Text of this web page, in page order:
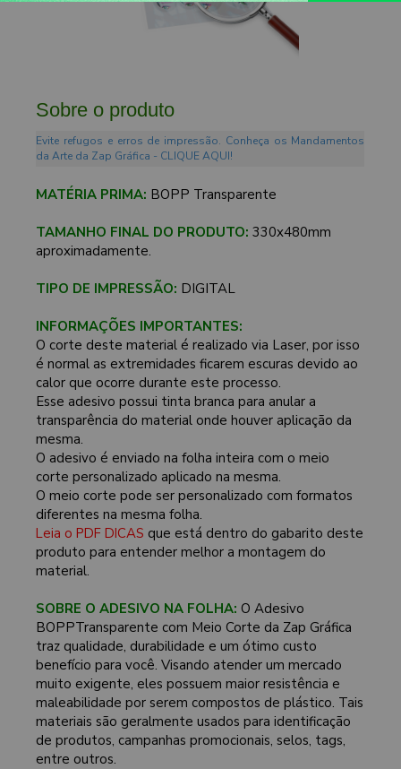
Sobre o produto
Evite refugos e erros de impressão. Conheça os Mandamentos
da Arte da Zap Gráfica - CLIQUE AQUI!
MATÉRIA PRIMA: BOPP Transparente
TAMANHO FINAL DO PRODUTO: 330x480mm
aproximadamente.
TIPO DE IMPRESSÃO: DIGITAL
INFORMAÇÕES IMPORTANTES:
O corte deste material é realizado via Laser, por isso
é normal as extremidades ficarem escuras devido ao
calor que ocorre durante este processo.
Esse adesivo possui tinta branca para anular a
transparência do material onde houver aplicação da
mesma.
O adesivo é enviado na folha inteira com o meio
corte personalizado aplicado na mesma.
O meio corte pode ser personalizado com formatos
diferentes na mesma folha.
Leia o PDF DICAS que está dentro do gabarito deste
produto para entender melhor a montagem do
material.
SOBRE O ADESIVO NA FOLHA: O Adesivo
BOPPTransparente com Meio Corte da Zap Gráfica
traz qualidade, durabilidade e um ótimo custo
benefício para você. Visando atender um mercado
muito exigente, eles possuem maior resistência e
maleabilidade por serem compostos de plástico. Tais
materiais são geralmente usados para identificação
de produtos, campanhas promocionais, selos, tags,
entre outros.